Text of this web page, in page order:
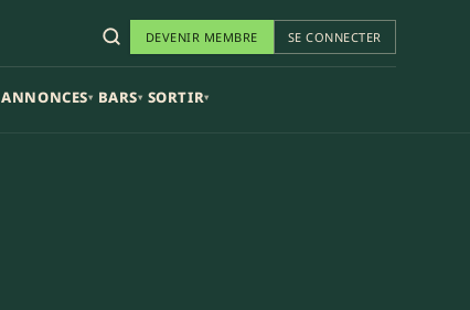
DEVENIR MEMBRE SE CONNECTER
ANNONCES▾ BARS▾ SORTIR▾